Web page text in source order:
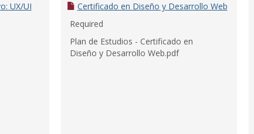
UX/UI
Certificado en Diseño y Desarrollo Web
Required
Plan de Estudios - Certificado en
Diseño y Desarrollo Web.pdf